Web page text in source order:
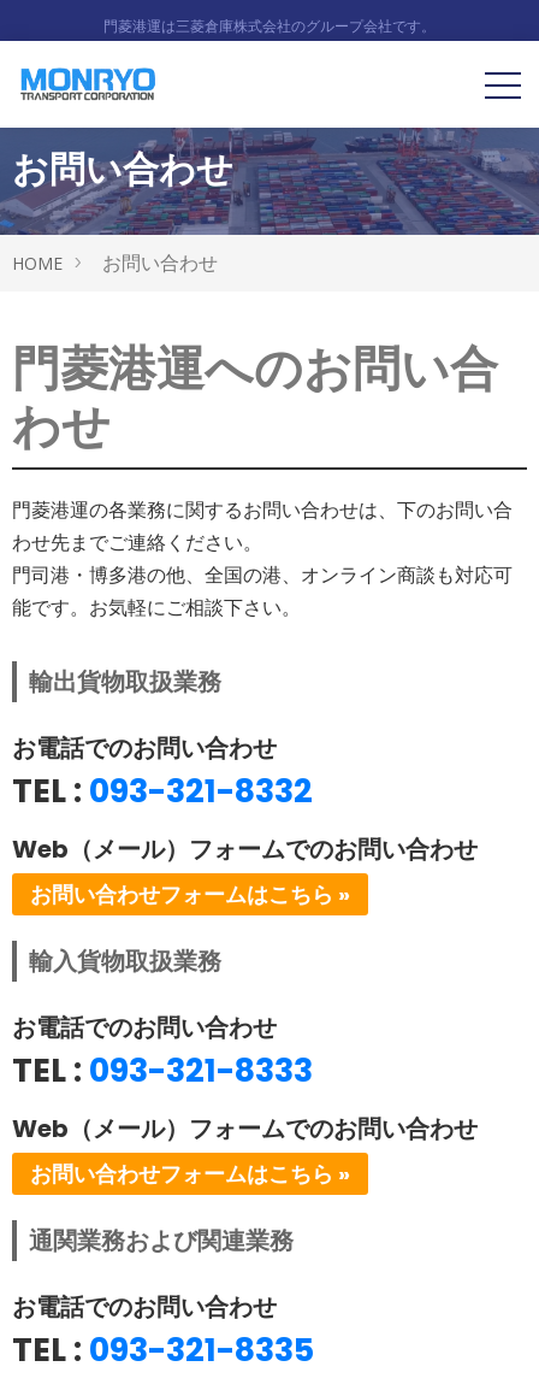
門菱港運は三菱倉庫株式会社のグループ会社です。
お問い合わせ
HOME お問い合わせ
門菱港運へのお問い合
わせ
門菱港運の各業務に関するお問い合わせは、下のお問い合
わせ先までご連絡ください。
門司港・博多港の他、全国の港、オンライン商談も対応可
能です。お気軽にご相談下さい。
輸出貨物取扱業務
お電話でのお問い合わせ
TEL : 093-321-8332
Web（メール）フォームでのお問い合わせ
お問い合わせフォームはこちら »
輸入貨物取扱業務
お電話でのお問い合わせ
TEL : 093-321-8333
Web（メール）フォームでのお問い合わせ
お問い合わせフォームはこちら »
通関業務および関連業務
お電話でのお問い合わせ
TEL : 093-321-8335